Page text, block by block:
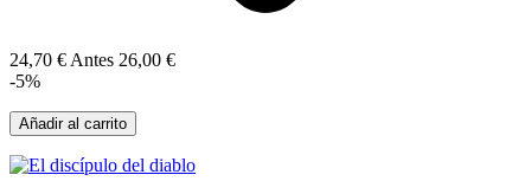
24,70 € Antes 26,00 €
-5%
Añadir al carrito